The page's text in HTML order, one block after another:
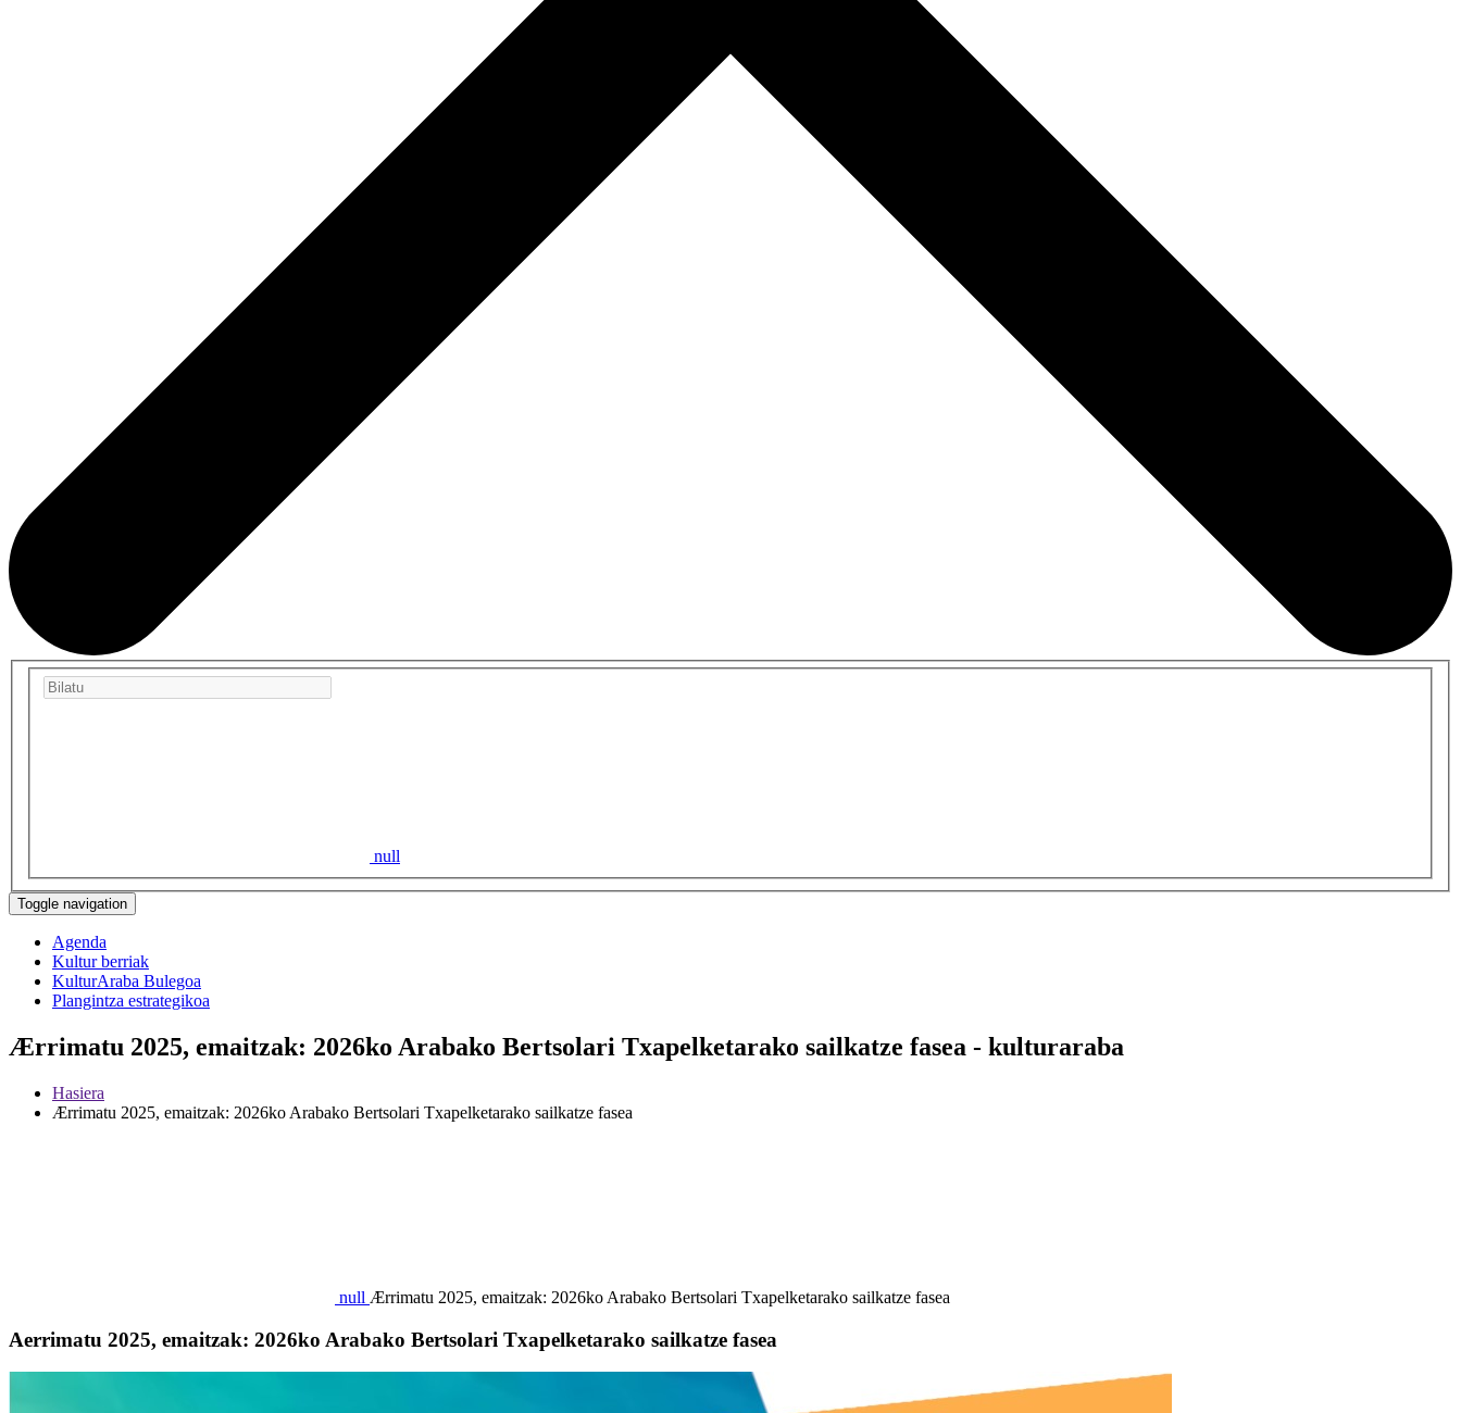
null
Toggle navigation
Agenda
Kultur berriak
KulturAraba Bulegoa
Plangintza estrategikoa
Ærrimatu 2025, emaitzak: 2026ko Arabako Bertsolari Txapelketarako sailkatze fasea - kulturaraba
Hasiera
Ærrimatu 2025, emaitzak: 2026ko Arabako Bertsolari Txapelketarako sailkatze fasea
null Ærrimatu 2025, emaitzak: 2026ko Arabako Bertsolari Txapelketarako sailkatze fasea
Aerrimatu 2025, emaitzak: 2026ko Arabako Bertsolari Txapelketarako sailkatze fasea